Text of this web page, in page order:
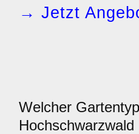
→ Jetzt
Welcher